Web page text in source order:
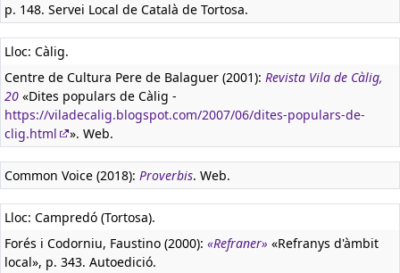
p. 148. Servei Local de Català de Tortosa.
Lloc: Càlig.
Centre de Cultura Pere de Balaguer (2001): Revista Vila de Càlig,
20 «Dites populars de Càlig -
https://viladecalig.blogspot.com/2007/06/dites-populars-de-
clig.html
». Web.
Common Voice (2018): Proverbis. Web.
Lloc: Campredó (Tortosa).
Forés i Codorniu, Faustino (2000): «Refraner» «Refranys d'àmbit
local», p. 343. Autoedició.